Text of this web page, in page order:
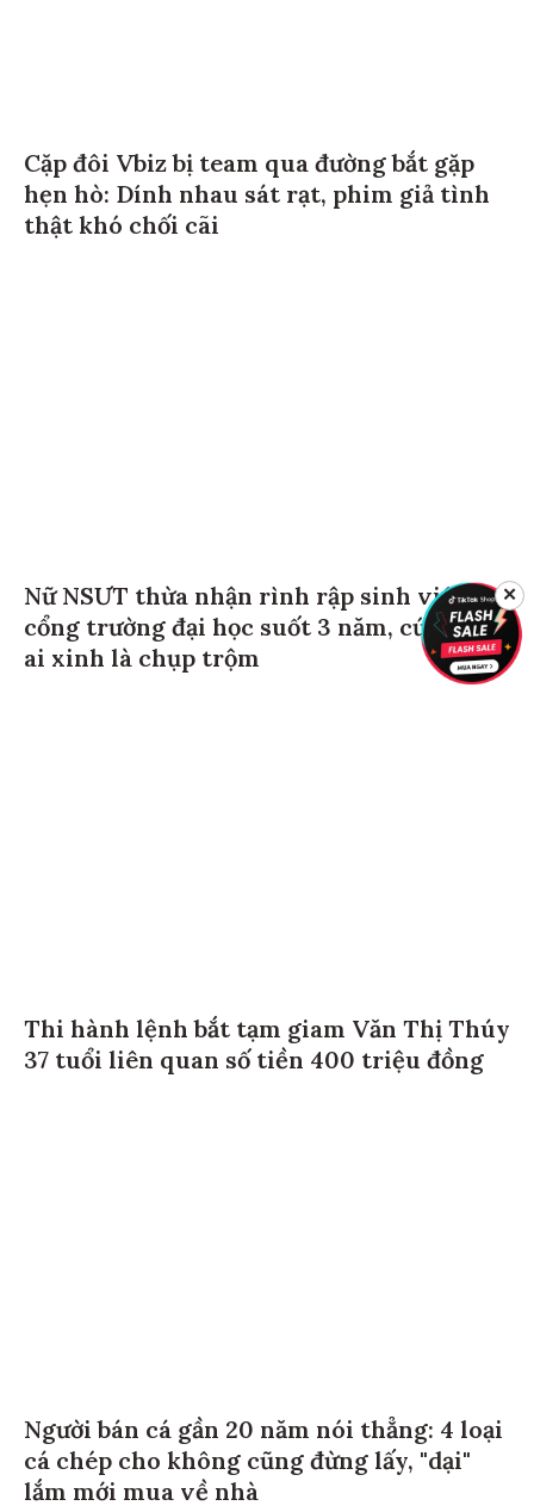
Cặp đôi Vbiz bị team qua đường bắt gặp
hẹn hò: Dính nhau sát rạt, phim giả tình
thật khó chối cãi
Nữ NSƯT thừa nhận rình rập sinh viên ở
cổng trường đại học suốt 3 năm, cứ thấy
ai xinh là chụp trộm
Thi hành lệnh bắt tạm giam Văn Thị Thúy
37 tuổi liên quan số tiền 400 triệu đồng
Người bán cá gần 20 năm nói thẳng: 4 loại
cá chép cho không cũng đừng lấy, "dại"
lắm mới mua về nhà
✕